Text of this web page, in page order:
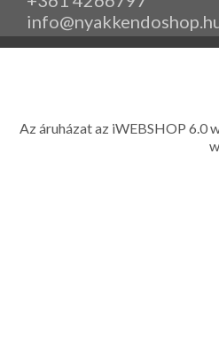
Az áruházat az iWEBSHOP